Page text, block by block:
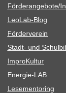
Förderangebote/​​
Leo­Lab-Blog
För­der­ver­ein
Stadt- und
Impro­Kul­tur
Ener­­gie-LAB
Lese­men­to­ring